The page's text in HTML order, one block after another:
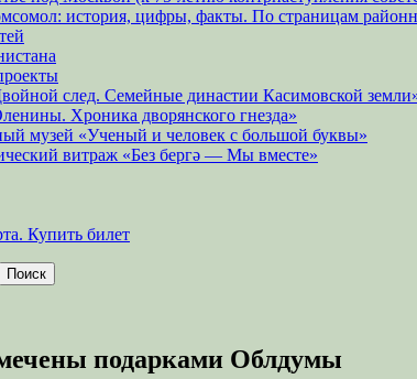
история, цифры, факты. По страницам
след. Семейные династии Касимовской
Хроника дворянского гнезда»
музей «Ученый и человек с большой буквы»
витраж «Без бергə — Мы вместе»
Купить билет
подарками Облдумы